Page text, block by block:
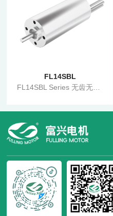
FL14SBL